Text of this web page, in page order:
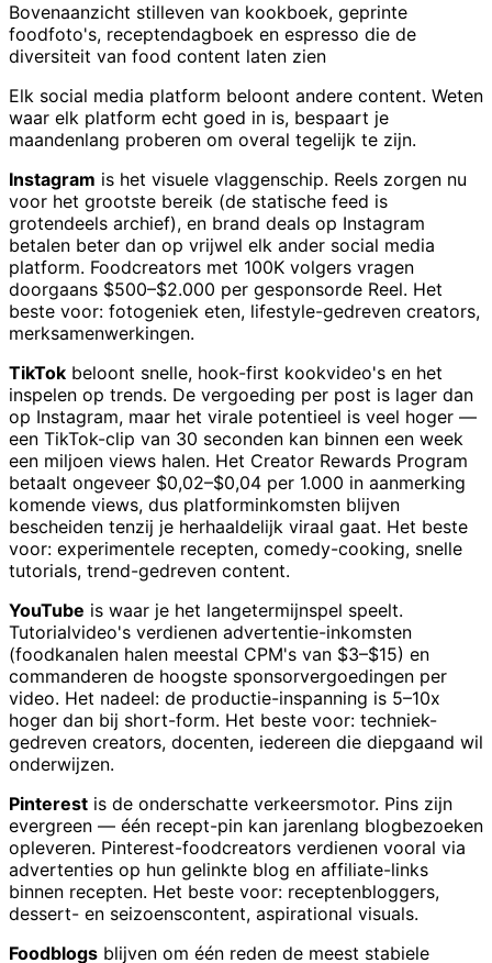
Bovenaanzicht stilleven van kookboek, geprinte
foodfoto's, receptendagboek en espresso die de
diversiteit van food content laten zien
Elk social media platform beloont andere content. Weten
waar elk platform echt goed in is, bespaart je
maandenlang proberen om overal tegelijk te zijn.
Instagram is het visuele vlaggenschip. Reels zorgen nu
voor het grootste bereik (de statische feed is
grotendeels archief), en brand deals op Instagram
betalen beter dan op vrijwel elk ander social media
platform. Foodcreators met 100K volgers vragen
doorgaans $500–$2.000 per gesponsorde Reel. Het
beste voor: fotogeniek eten, lifestyle-gedreven creators,
merksamenwerkingen.
TikTok beloont snelle, hook-first kookvideo's en het
inspelen op trends. De vergoeding per post is lager dan
op Instagram, maar het virale potentieel is veel hoger —
een TikTok-clip van 30 seconden kan binnen een week
een miljoen views halen. Het Creator Rewards Program
betaalt ongeveer $0,02–$0,04 per 1.000 in aanmerking
komende views, dus platforminkomsten blijven
bescheiden tenzij je herhaaldelijk viraal gaat. Het beste
voor: experimentele recepten, comedy-cooking, snelle
tutorials, trend-gedreven content.
YouTube is waar je het langetermijnspel speelt.
Tutorialvideo's verdienen advertentie-inkomsten
(foodkanalen halen meestal CPM's van $3–$15) en
commanderen de hoogste sponsorvergoedingen per
video. Het nadeel: de productie-inspanning is 5–10x
hoger dan bij short-form. Het beste voor: techniek-
gedreven creators, docenten, iedereen die diepgaand wil
onderwijzen.
Pinterest is de onderschatte verkeersmotor. Pins zijn
evergreen — één recept-pin kan jarenlang blogbezoeken
opleveren. Pinterest-foodcreators verdienen vooral via
advertenties op hun gelinkte blog en affiliate-links
binnen recepten. Het beste voor: receptenbloggers,
dessert- en seizoenscontent, aspirational visuals.
Foodblogs blijven om één reden de meest stabiele